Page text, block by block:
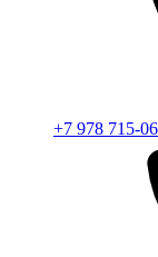
+7 978 715-